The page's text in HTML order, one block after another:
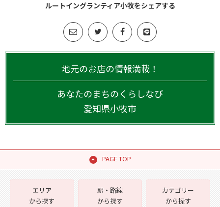
ルートイングランティア小牧をシェアする
地元のお店の情報満載！
あなたのまちのくらしなび
愛知県小牧市
PAGE TOP
エリア
から探す
駅・路線
から探す
カテゴリー
から探す